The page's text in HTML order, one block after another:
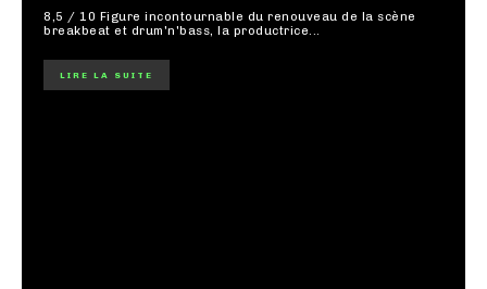
8,5 / 10 Figure incontournable du renouveau de la scène
breakbeat et drum'n'bass, la productrice...
LIRE LA SUITE